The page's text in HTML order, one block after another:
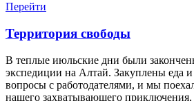
Перейти
Территория свободы
В теплые июльские дни были
экспедиции на Алтай. Закуплены еда
вопросы с работодателями, и мы
нашего захватывающего приключения,